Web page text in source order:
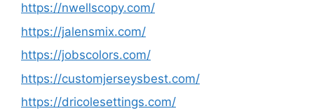
https://nwellscopy.com/
https://jalensmix.com/
https://jobscolors.com/
https://customjerseysbest.com/
https://dricolesettings.com/